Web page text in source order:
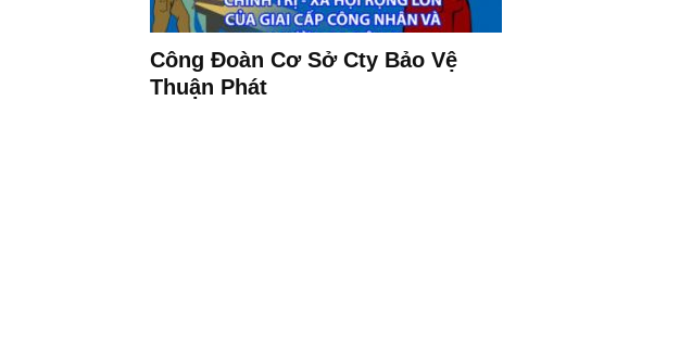
Công Đoàn Cơ Sở Cty Bảo Vệ
Thuận Phát